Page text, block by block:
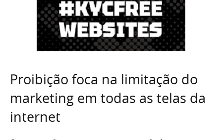
Proibição foca na limitação do
marketing em todas as telas da
internet